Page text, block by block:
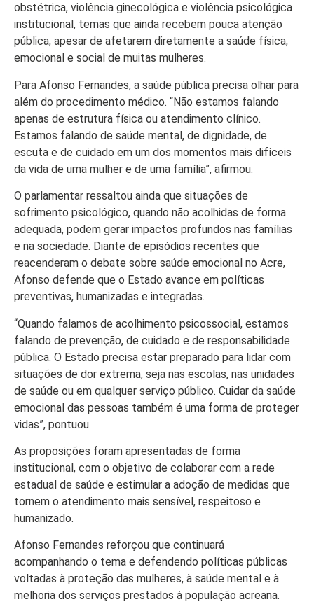
obstétrica, violência ginecológica e violência psicológica
institucional, temas que ainda recebem pouca atenção
pública, apesar de afetarem diretamente a saúde física,
emocional e social de muitas mulheres.
Para Afonso Fernandes, a saúde pública precisa olhar para
além do procedimento médico. “Não estamos falando
apenas de estrutura física ou atendimento clínico.
Estamos falando de saúde mental, de dignidade, de
escuta e de cuidado em um dos momentos mais difíceis
da vida de uma mulher e de uma família”, afirmou.
O parlamentar ressaltou ainda que situações de
sofrimento psicológico, quando não acolhidas de forma
adequada, podem gerar impactos profundos nas famílias
e na sociedade. Diante de episódios recentes que
reacenderam o debate sobre saúde emocional no Acre,
Afonso defende que o Estado avance em políticas
preventivas, humanizadas e integradas.
“Quando falamos de acolhimento psicossocial, estamos
falando de prevenção, de cuidado e de responsabilidade
pública. O Estado precisa estar preparado para lidar com
situações de dor extrema, seja nas escolas, nas unidades
de saúde ou em qualquer serviço público. Cuidar da saúde
emocional das pessoas também é uma forma de proteger
vidas”, pontuou.
As proposições foram apresentadas de forma
institucional, com o objetivo de colaborar com a rede
estadual de saúde e estimular a adoção de medidas que
tornem o atendimento mais sensível, respeitoso e
humanizado.
Afonso Fernandes reforçou que continuará
acompanhando o tema e defendendo políticas públicas
voltadas à proteção das mulheres, à saúde mental e à
melhoria dos serviços prestados à população acreana.